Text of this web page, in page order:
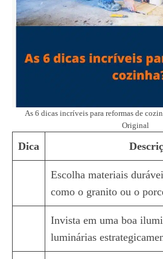
As 6 dicas incríveis para reformas de
Original
Dica
Escolha materiais
como o granito ou o
Invista em uma boa
luminárias